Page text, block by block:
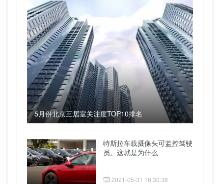
5月份北京三居室关注度TOP10排名
特斯拉车载摄像头可监控驾驶
员。这就是为什么
2021-05-31 16:30:38